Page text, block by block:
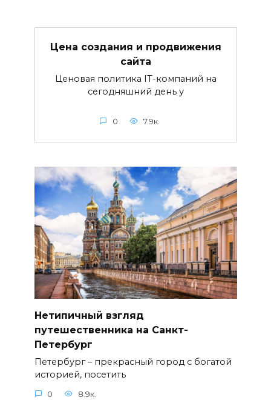
Цена создания и продвижения
сайта
Ценовая политика IT-компаний на
сегодняшний день у
0 7.9к.
Нетипичный взгляд
путешественника на Санкт-
Петербург
Петербург – прекрасный город с богатой
историей, посетить
0 8.9к.